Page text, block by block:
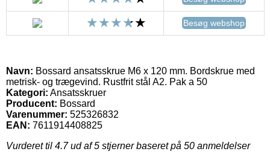
Besøg webshop
Navn: Bossard ansatsskrue M6 x 120 mm. Bordskrue med
metrisk- og trægevind. Rustfrit stål A2. Pak a 50
Kategori: Ansatsskruer
Producent: Bossard
Varenummer: 525326832
EAN: 7611914408825
Vurderet til 4.7ud af 5 stjerner baseret på 50 anmeldelser